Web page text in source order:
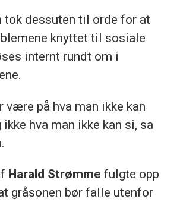
tok dessuten til orde for at
knyttet til sosiale
internt rundt om i
være på hva man ikke kan
hva man ikke kan si, sa
Harald Strømme fulgte opp
gråsonen bør falle utenfor